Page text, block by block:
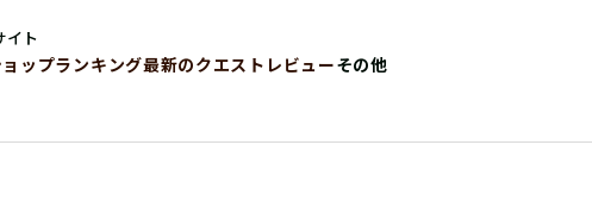
イト
ップランキング最新のクエストレビューその他